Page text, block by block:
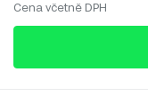
Cena včetně DPH